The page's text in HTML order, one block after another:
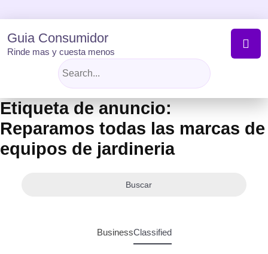
to
content
Guia Consumidor
Rinde mas y cuesta menos
Etiqueta de anuncio:
Reparamos todas las marcas de
equipos de jardineria
Buscar
BusinessClassified